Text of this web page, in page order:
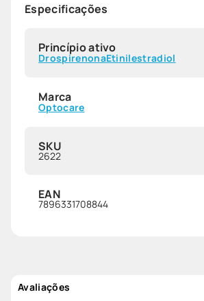
Especificações
Princípio ativo
DrospirenonaEtinilestradiol
Marca
Optocare
SKU
2622
EAN
7896331708844
Avaliações